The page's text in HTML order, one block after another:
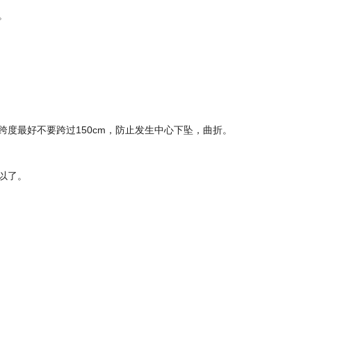
最好不要跨过150cm，防止发生中心下坠，曲折。
了。